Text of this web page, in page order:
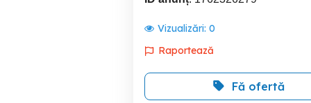
Vizualizări: 0
Raportează
Fă ofertă